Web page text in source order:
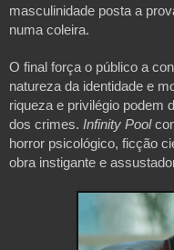
masculinidade posta a
numa coleira.
O final força o público a
natureza da identidade e
riqueza e privilégio podem
dos crimes. Infinity Pool
horror psicológico, ficção
obra instigante e